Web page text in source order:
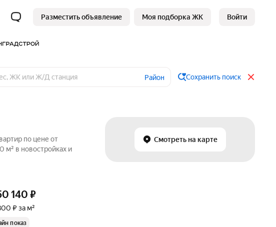
Разместить объявление Моя подборка ЖК Войти
Район Сохранить поиск
Смотреть на карте
по цене от
в новостройках и
140 ₽
₽ за м²
показ